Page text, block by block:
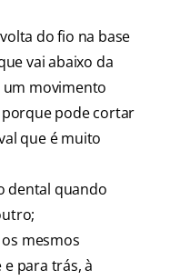
do fio na base
vai abaixo da
um movimento
pode cortar
que é muito
dental quando
mesmos
para trás, à